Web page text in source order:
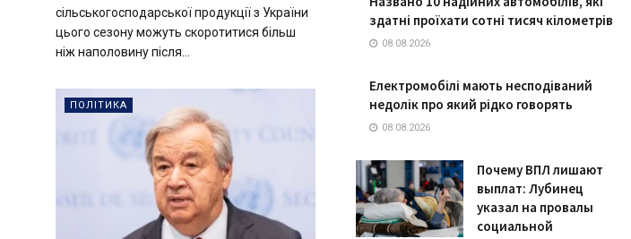
сільськогосподарської продукції з України
цього сезону можуть скоротитися більш
ніж наполовину після...
ПОЛІТИКА
здатні проїхати сотні тисяч кілометрів
08.08.2026
Електромобілі мають несподіваний
недолік про який рідко говорять
08.08.2026
Почему ВПЛ лишают
выплат: Лубинец
указал на провалы
социальной